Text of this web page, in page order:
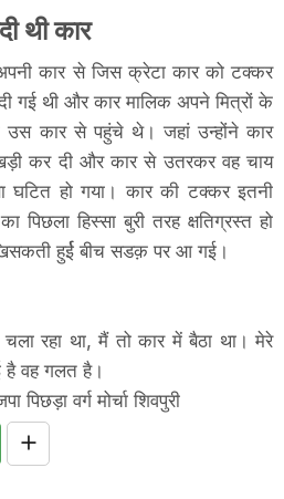
थी कार
कार से जिस क्रेटा कार को टक्कर
गई थी और कार मालिक अपने मित्रों के
उस कार से पहुंचे थे। जहां उन्होंने कार
कर दी और कार से उतरकर वह चाय
घटित हो गया। कार की टक्कर इतनी
पिछला हिस्सा बुरी तरह क्षतिग्रस्त हो
हुर्ई बीच सडक़ पर आ गई।
चला रहा था, मैं तो कार में बैठा था। मेरे
वह गलत है।
पिछड़ा वर्ग मोर्चा शिवपुरी